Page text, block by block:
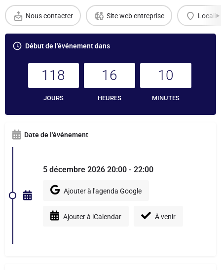
Nous contacter Site web entreprise
Début de l'événement dans
118
JOURS
16
HEURES
10
MINUTES
Date de l'événement
5 décembre 2026 20:00 - 22:00
Ajouter à l'agenda Google
Ajouter à iCalendar À venir